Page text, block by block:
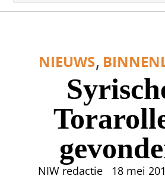
NIEUWS,
NIW redactie 18 mei